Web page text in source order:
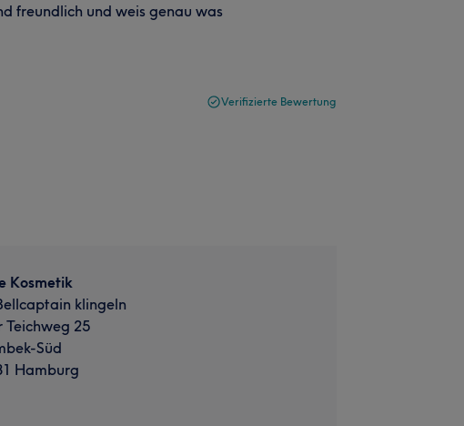
freundlich und weis genau was
Verifizierte Bewertung
Kosmetik
klingeln
Teichweg 25
Süd
Hamburg